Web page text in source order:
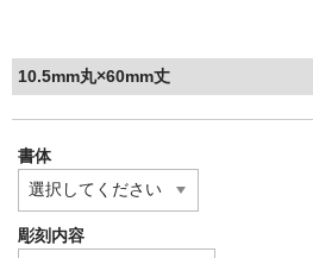
10.5mm丸×60mm丈
書体
彫刻内容